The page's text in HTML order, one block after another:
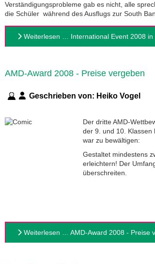
Verständigungsprobleme gab es nicht, alle
die Schüler während des Ausflugs zur South
Weiterlesen … International Event 2008 in
AMD-Award 2008 - Preise vergeben
Geschrieben von: Heiko Vogel
Der dritte AMD-
der 9. und 10. Klassen
war zu bewältigen:
Gestaltet mindestens
erleichtern! Der
überschreiten.
Weiterlesen … AMD-Award 2008 - Preise